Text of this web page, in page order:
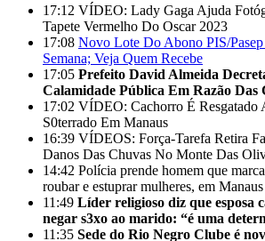
17:12 VÍDEO: Lady Gaga Ajuda
Tapete Vermelho Do Oscar 2023
17:08 Novo Lote Do Abono PIS/Pasep
Semana; Veja Quem Recebe
17:05 Prefeito David Almeida
Calamidade Pública Em Razão Das
17:02 VÍDEO: Cachorro É Resgatado
S0terrado Em Manaus
16:39 VÍDEOS: Força-Tarefa Retira
Danos Das Chuvas No Monte Das
14:42 Polícia prende homem que
roubar e estuprar mulheres, em Manaus
11:49 Líder religioso diz que esposa
negar s3xo ao marido: “é uma
11:35 Sede do Rio Negro Clube é